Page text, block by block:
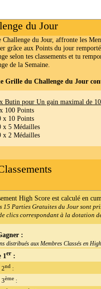
du Jour
Challenge du Jour, affronte les
grâce aux Points du jour
selon tes classements et tu
de la Semaine.
Grille du Challenge du Jour
Butin pour Un gain maximal de
100 Points
x 10 Points
x 5 Médailles
x 2 Médailles
High Score est calculé en
15 Parties Gratuites du Jour sont
clics correspondant à la dotation
:
distribués aux Membres Classés en
1er:
2nd :
3ème :